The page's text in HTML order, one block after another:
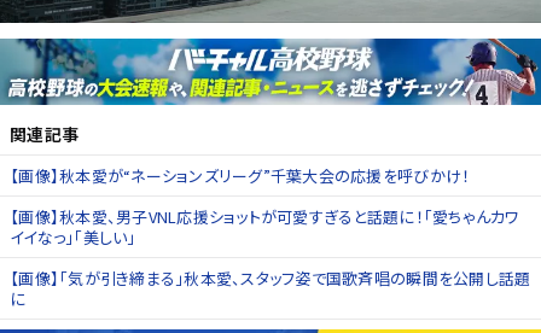
関連記事
【画像】秋本愛が“ネーションズリーグ”千葉大会の応援を呼びかけ！
【画像】秋本愛、男子VNL応援ショットが可愛すぎると話題に！「愛ちゃんカワ
イイなっ」「美しい」
【画像】「気が引き締まる」秋本愛、スタッフ姿で国歌斉唱の瞬間を公開し話題
に